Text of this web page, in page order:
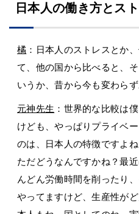
日本人の働き方とス
橘 ：日本人のストレスとか
て、他の国から比べると、
いうか、昔から今も変わら
元神先生 ：世界的な比較は
けども、やっぱりプライベ
のは、日本人の特徴ですよ
ただどうなんですかね？最
んどん労働時間を削ったり
やってますけど、生産性が